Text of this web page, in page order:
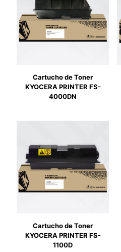
Cartucho de Toner
KYOCERA PRINTER FS-
4000DN
Cartucho de Toner
KYOCERA PRINTER FS-
1100D